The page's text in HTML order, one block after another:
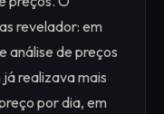
revelador: em
análise de preços
realizava mais
por dia, em